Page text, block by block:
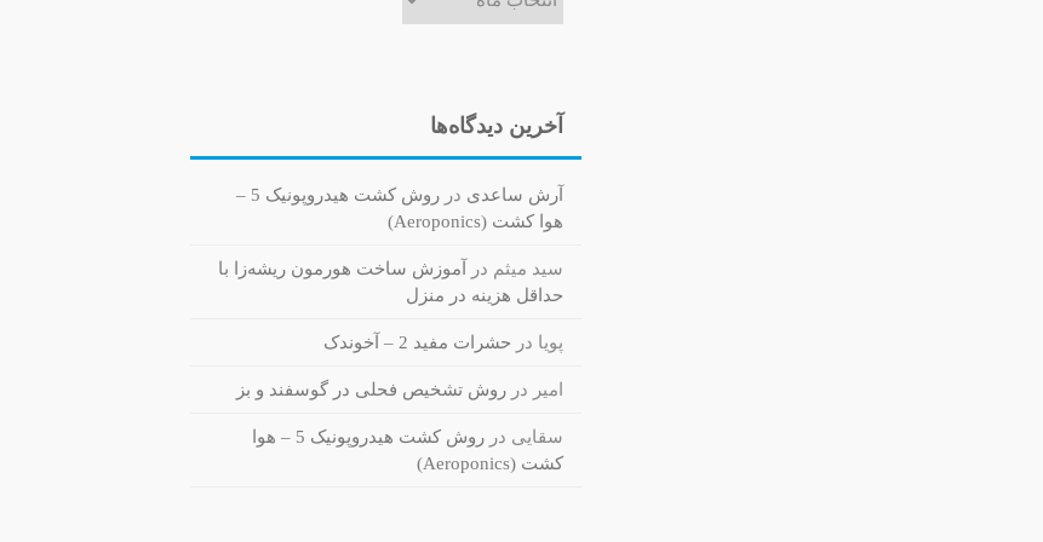
آخرین دیدگاه‌ها
آرش ساعدی در
روش کشت هیدروپونیک 5 –
هوا کشت (Aeroponics)
سید میثم در
آموزش ساخت هورمون ریشه‌زا با
حداقل هزینه در منزل
پویا در حشرات مفید 2 – آخوندک
امیر در روش تشخیص فحلی در گوسفند و بز
سقایی در
روش کشت هیدروپونیک 5 – هوا
کشت (Aeroponics)